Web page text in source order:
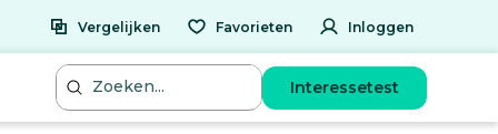
Vergelijken Favorieten Inloggen
Interessetest